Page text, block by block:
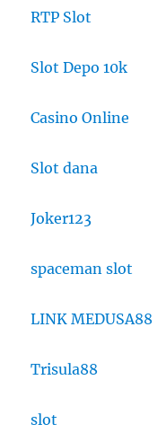
RTP Slot
Slot Depo 10k
Casino Online
Slot dana
Joker123
spaceman slot
LINK MEDUSA88
Trisula88
slot